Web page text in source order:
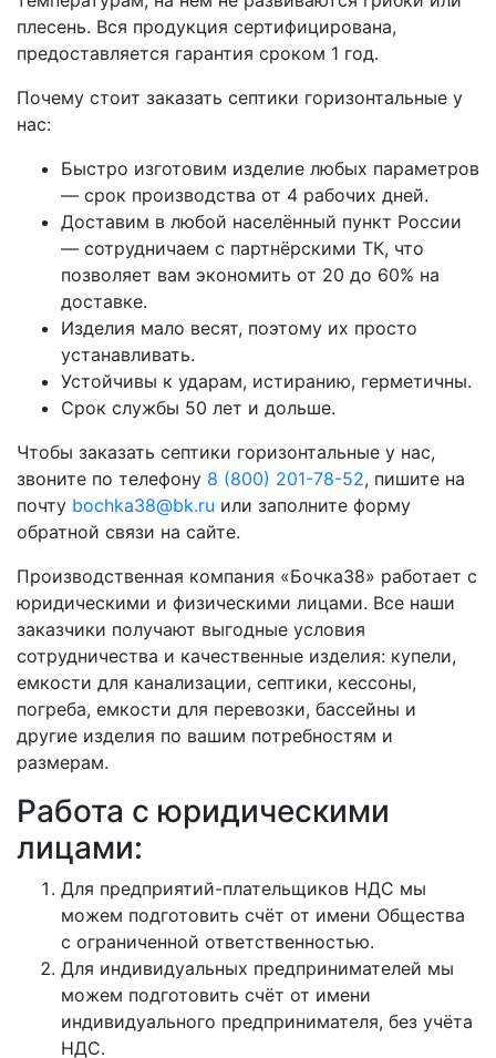
плесень. Вся продукция сертифицирована,
предоставляется гарантия сроком 1 год.
Почему стоит заказать септики горизонтальные у
нас:
Быстро изготовим изделие любых параметров
— срок производства от 4 рабочих дней.
Доставим в любой населённый пункт России
— сотрудничаем с партнёрскими ТК, что
позволяет вам экономить от 20 до 60% на
доставке.
Изделия мало весят, поэтому их просто
устанавливать.
Устойчивы к ударам, истиранию, герметичны.
Срок службы 50 лет и дольше.
Чтобы заказать септики горизонтальные у нас,
звоните по телефону 8 (800) 201-78-52, пишите на
почту bochka38@bk.ru или заполните форму
обратной связи на сайте.
Производственная компания «Бочка38» работает с
юридическими и физическими лицами. Все наши
заказчики получают выгодные условия
сотрудничества и качественные изделия: купели,
емкости для канализации, септики, кессоны,
погреба, емкости для перевозки, бассейны и
другие изделия по вашим потребностям и
размерам.
Работа с юридическими
лицами:
Для предприятий-плательщиков НДС мы
можем подготовить счёт от имени Общества
с ограниченной ответственностью.
Для индивидуальных предпринимателей мы
можем подготовить счёт от имени
индивидуального предпринимателя, без учёта
НДС.